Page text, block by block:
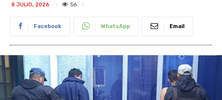
8 JULIO, 2026 56
Facebook WhatsApp Email